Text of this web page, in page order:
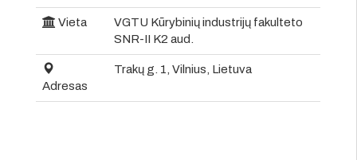
Vieta
VGTU Kūrybinių industrijų fakulteto
SNR-II K2 aud.
Adresas
Trakų g. 1, Vilnius, Lietuva